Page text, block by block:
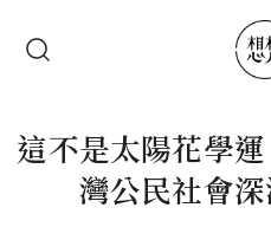
這不是太陽花學
灣公民社會